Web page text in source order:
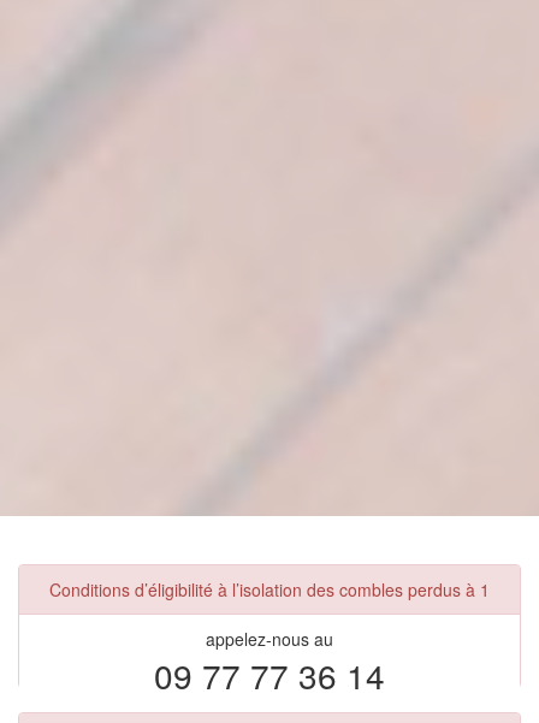
Conditions d’éligibilité à l’isolation des combles perdus à 1
appelez-nous au
09 77 77 36 14